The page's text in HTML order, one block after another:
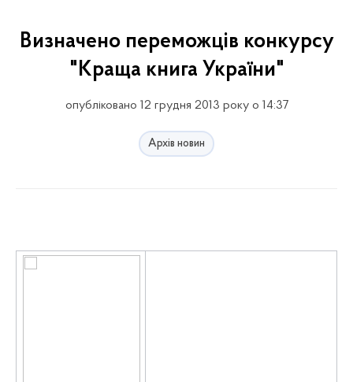
Визначено переможців конкурсу
"Краща книга України"
опубліковано 12 грудня 2013 року о 14:37
Архів новин